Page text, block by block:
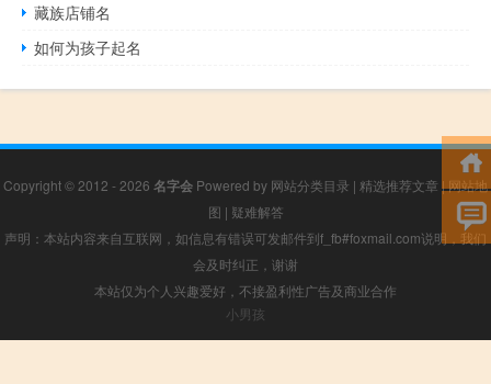
藏族店铺名
如何为孩子起名
Copyright © 2012 - 2026 名字会 Powered by 网站分类目录 | 精选推荐文章 |网站地
图 | 疑难解答
声明：本站内容来自互联网，如信息有错误可发邮件到f_fb#foxmail.com说明，我们
会及时纠正，谢谢
本站仅为个人兴趣爱好，不接盈利性广告及商业合作
小男孩